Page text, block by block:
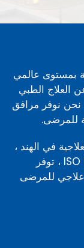
بمستوى عالمي
العلاج الطبي
نحن نوفر مرافق
للمرضى.
في الهند ،
كيورانديا هي مؤسسة معتمدة ISO 9001: 2008 ، توفر
للمرضى